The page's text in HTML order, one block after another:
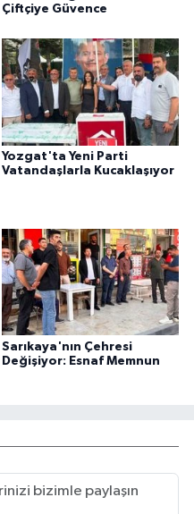
Çiftçiye Güvence
Yozgat'ta Yeni Parti
Vatandaşlarla Kucaklaşıyor
Sarıkaya'nın Çehresi
Değişiyor: Esnaf Memnun